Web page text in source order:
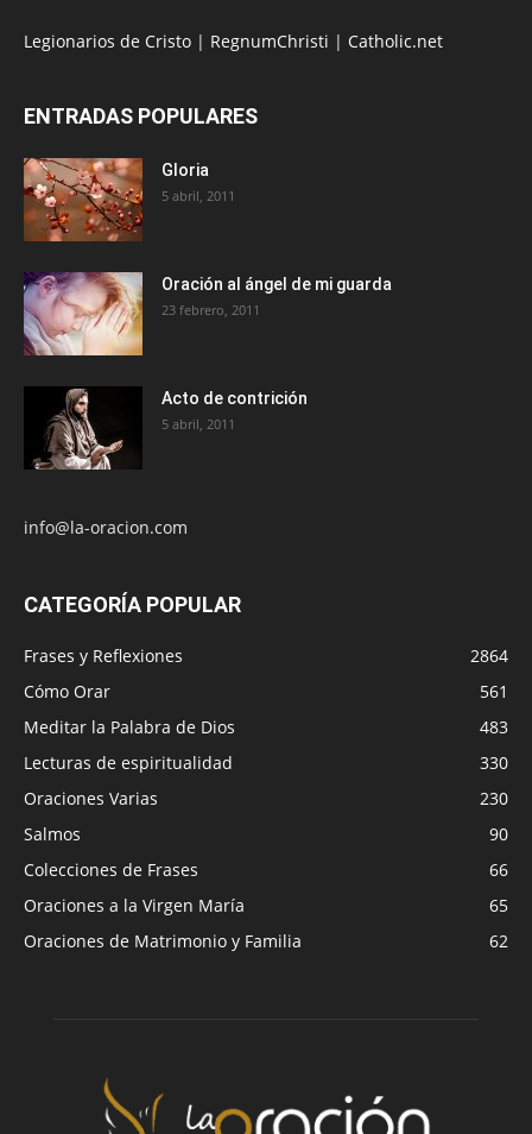
Legionarios de Cristo | RegnumChristi | Catholic.net
ENTRADAS POPULARES
Gloria
5 abril, 2011
Oración al ángel de mi guarda
23 febrero, 2011
Acto de contrición
5 abril, 2011
info@la-oracion.com
CATEGORÍA POPULAR
Frases y Reflexiones
2864
Cómo Orar
561
Meditar la Palabra de Dios
483
Lecturas de espiritualidad
330
Oraciones Varias
230
Salmos
90
Colecciones de Frases
66
Oraciones a la Virgen María
65
Oraciones de Matrimonio y Familia
62